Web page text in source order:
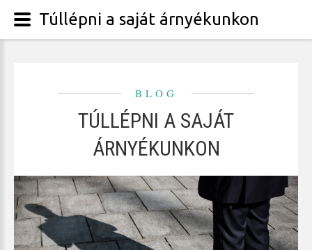
BLOG
TÚLLÉPNI A SAJÁT
ÁRNYÉKUNKON
Túllépni a saját árnyékunkon